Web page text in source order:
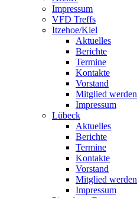
Impressum
VFD Treffs
Itzehoe/Kiel
Aktuelles
Berichte
Termine
Kontakte
Vorstand
Mitglied werden
Impressum
Lübeck
Aktuelles
Berichte
Termine
Kontakte
Vorstand
Mitglied werden
Impressum